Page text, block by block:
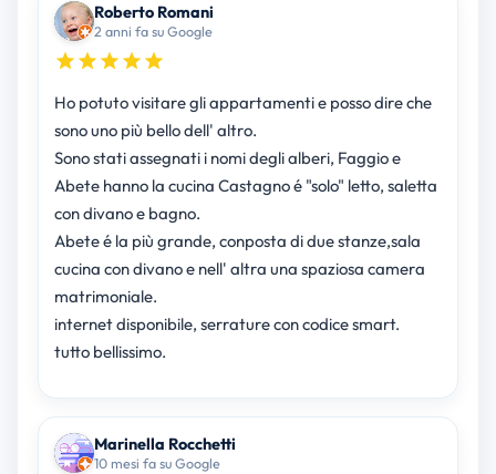
Roberto Romani
2 anni fa su Google
Ho potuto visitare gli appartamenti e posso dire che
sono uno più bello dell' altro.
Sono stati assegnati i nomi degli alberi, Faggio e
Abete hanno la cucina Castagno é "solo" letto, saletta
con divano e bagno.
Abete é la più grande, conposta di due stanze,sala
cucina con divano e nell' altra una spaziosa camera
matrimoniale.
internet disponibile, serrature con codice smart.
tutto bellissimo.
Marinella Rocchetti
10 mesi fa su Google